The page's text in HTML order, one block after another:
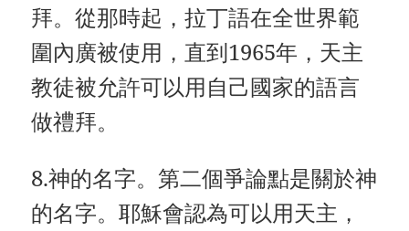
拜。從那時起，拉丁語在全世界範
圍內廣被使用，直到1965年，天主
教徒被允許可以用自己國家的語言
做禮拜。
8.神的名字。第二個爭論點是關於神
的名字。耶穌會認為可以用天主，